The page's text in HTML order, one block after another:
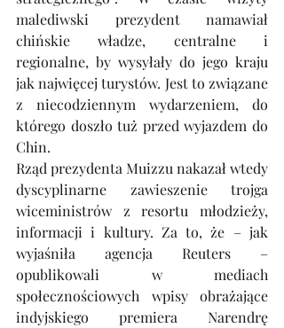
malediwski prezydent namawiał
chińskie władze, centralne i
regionalne, by wysyłały do jego kraju
jak najwięcej turystów. Jest to związane
z niecodziennym wydarzeniem, do
którego doszło tuż przed wyjazdem do
Chin.
Rząd prezydenta Muizzu nakazał wtedy
dyscyplinarne zawieszenie trojga
wiceministrów z resortu młodzieży,
informacji i kultury. Za to, że – jak
wyjaśniła agencja Reuters –
opublikowali w mediach
społecznościowych wpisy obrażające
indyjskiego premiera Narendrę